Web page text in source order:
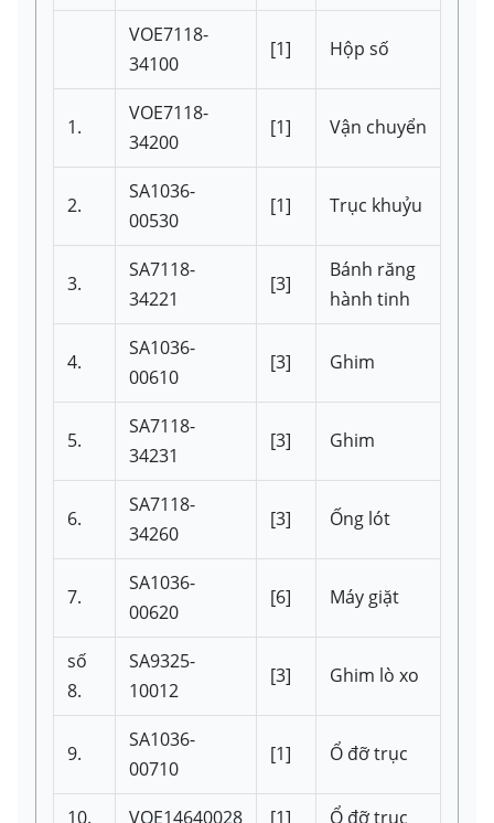
VOE7118-
34100
[1] Hộp số
1.
VOE7118-
34200
[1] Vận chuyển
2.
SA1036-
00530
[1] Trục khuỷu
3.
SA7118-
34221
[3]
Bánh răng
hành tinh
4.
SA1036-
00610
[3] Ghim
5.
SA7118-
34231
[3] Ghim
6.
SA7118-
34260
[3] Ống lót
7.
SA1036-
00620
[6] Máy giặt
số
8.
SA9325-
10012
[3] Ghim lò xo
9.
SA1036-
00710
[1] Ổ đỡ trục
10. VOE14640028 [1] Ổ đỡ trục